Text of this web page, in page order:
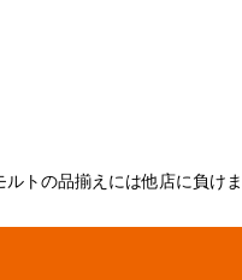
トの品揃えには他店に負け